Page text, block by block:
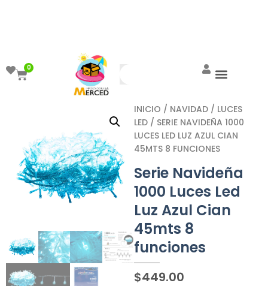
0
INICIO / NAVIDAD / LUCES
LED / SERIE NAVIDEÑA 1000
LUCES LED LUZ AZUL CIAN
45MTS 8 FUNCIONES
Serie Navideña
1000 Luces Led
Luz Azul Cian
45mts 8
funciones
$449.00